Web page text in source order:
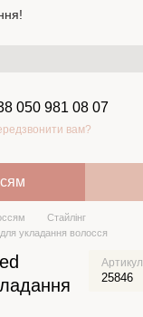
050 981 08 07
вам?
Стайлінг
укладання волосся
Артикул
25846